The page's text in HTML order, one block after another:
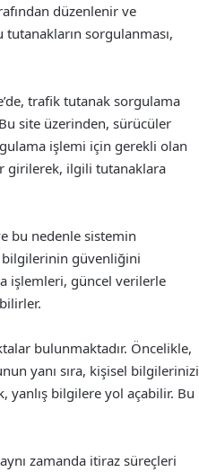
düzenlenir ve
sorgulanması,
trafik tutanak sorgulama
site üzerinden, sürücüler
işlemi için gerekli olan
girilerek, ilgili tutanaklara
bu nedenle sistemin
bilgilerinin güvenliğini
işlemleri, güncel verilerle
bulunmaktadır. Öncelikle,
yanı sıra, kişisel bilgilerinizi
yanlış bilgilere yol açabilir. Bu
zamanda itiraz süreçleri